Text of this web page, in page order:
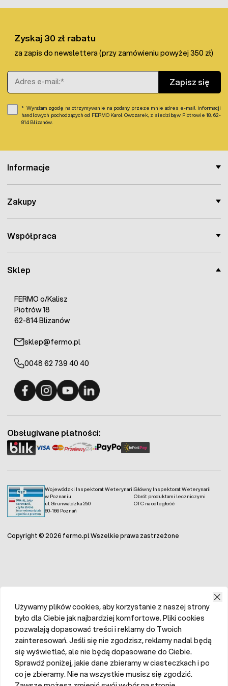
błyskawicznie poinformuje czy zaistniała jakakolwiek
Niniejsze urządzenie jest jednym znajbardziej
precyzyjnych
oraz wiarygodnych aparatów dostępnych na
rynku. Dodatkowym atutem jest prostota w użyciu oraz
wielofunkcyjność
. Czynniki te sprawiają, że oferowany
Multi-tester jest narzędziem wyjątkowo pomocnym i
wręcz niezbędnym podczas niespodziewanych usterek.
Sklep
FERMO o/Kalisz
Piotrów 18
62-814 Blizanów
sklep@fermo.pl
0048 62 739 40 40
Informacje
Zakupy
Współpraca
Zyskaj 30 zł rabatu
za zapis do newslettera (przy zamówieniu powyżej 350 zł)
Adres e-mail
Zapisz się
Wyrażam zgodę na otrzymywanie na podany przeze mnie adres e-mail informacji
handlowych pochodzących od FERMO Karol Owczarek, z siedzibą w Piotrowie 18, 62-
814 Blizanów.
Wojewódzki Inspektorat Weterynarii
w Poznaniu
ul. Grunwaldzka 250
60-166 Poznań
Główny Inspektorat Weterynarii
Obrót produktami leczniczymi
OTC na odległość
Obsługiwane płatności:
Copyright © 2026 fermo.pl Wszelkie prawa zastrzeżone
Używamy plików cookies, aby korzystanie z naszej strony
było dla Ciebie jak najbardziej komfortowe. Pliki cookies
pozwalają dopasować treści i reklamy do Twoich
zainteresowań. Jeśli się nie zgodzisz, reklamy nadal będą
się wyświetlać, ale nie będą dopasowane do Ciebie.
Sprawdź poniżej, jakie dane zbieramy w ciasteczkach i po
co je zbieramy. Nie na wszystkie musisz się zgodzić.